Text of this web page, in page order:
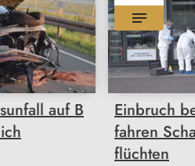
auf B
Einbruch
fahren
flüchten